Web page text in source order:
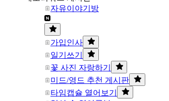
자유이야기방
가입인사
일기쓰기
꽃 사진 자랑하기
미드/영드 추천 게시판
타임캡슐 열어보기